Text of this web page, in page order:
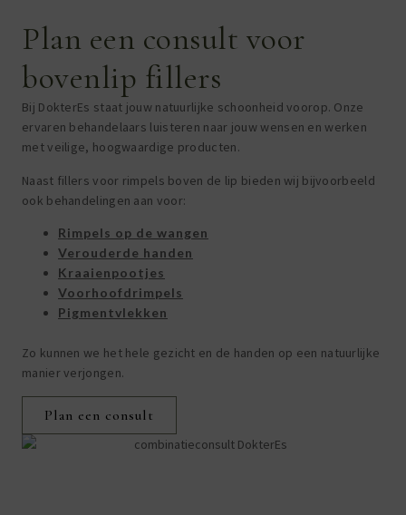
Plan een consult voor
bovenlip fillers
Bij DokterEs staat jouw natuurlijke schoonheid voorop. Onze
ervaren behandelaars luisteren naar jouw wensen en werken
met veilige, hoogwaardige producten.
Naast fillers voor rimpels boven de lip bieden wij bijvoorbeeld
ook behandelingen aan voor:
Rimpels op de wangen
Verouderde handen
Kraaienpootjes
Voorhoofdrimpels
Pigmentvlekken
Zo kunnen we het hele gezicht en de handen op een natuurlijke
manier verjongen.
Plan een consult